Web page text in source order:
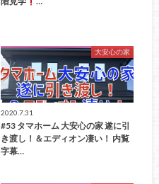
大安心の家
2020.7.31
#53 タマホーム 大安心の家 遂に引
き渡し！＆エディオン凄い！ 内覧
字幕…